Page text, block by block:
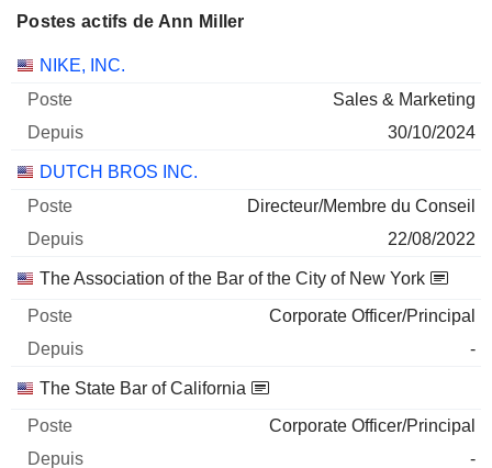
Postes actifs de Ann Miller
Sociétés Poste
NIKE, INC.
Sales & Marketing
30/10/2024
DUTCH BROS INC.
Directeur/Membre du Conseil
22/08/2022
The Association of the Bar of the City of New York
Corporate Officer/Principal
-
The State Bar of California
Corporate Officer/Principal
-